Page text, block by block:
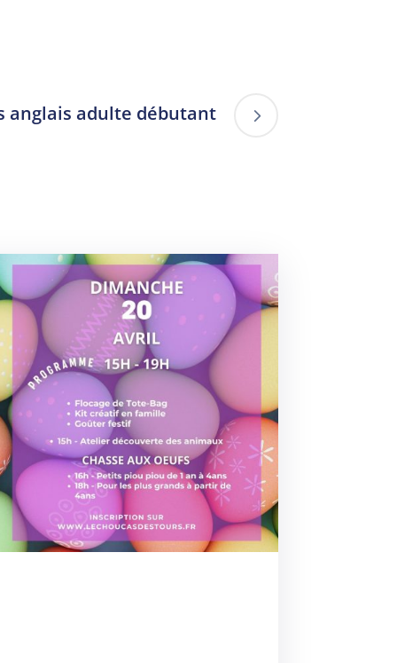
anglais adulte débutant